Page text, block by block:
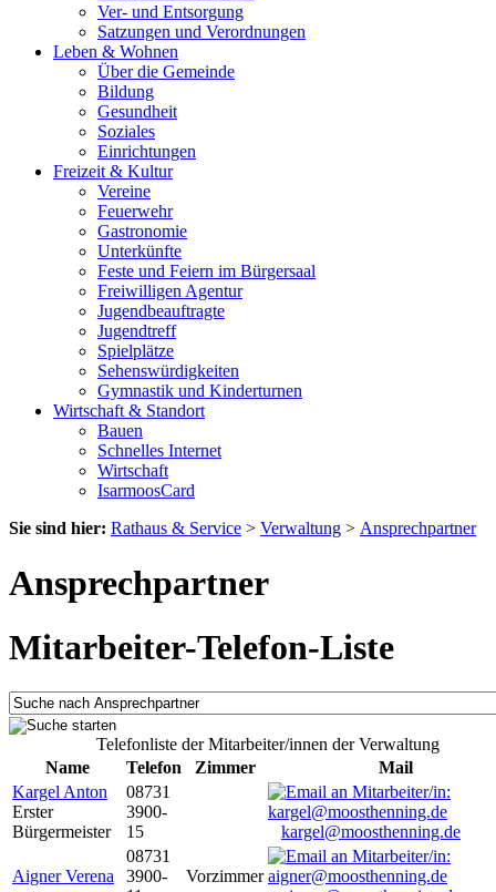
Ver- und Entsorgung
Satzungen und Verordnungen
Leben & Wohnen
Über die Gemeinde
Bildung
Gesundheit
Soziales
Einrichtungen
Freizeit & Kultur
Vereine
Feuerwehr
Gastronomie
Unterkünfte
Feste und Feiern im Bürgersaal
Freiwilligen Agentur
Jugendbeauftragte
Jugendtreff
Spielplätze
Sehenswürdigkeiten
Gymnastik und Kinderturnen
Wirtschaft & Standort
Bauen
Schnelles Internet
Wirtschaft
IsarmoosCard
Sie sind hier: Rathaus & Service > Verwaltung > Ansprechpartner
Ansprechpartner
Mitarbeiter-Telefon-Liste
Telefonliste der Mitarbeiter/innen der Verwaltung
Name
Telefon Zimmer
Mail
Kargel Anton
Erster
Bürgermeister
08731
3900-
15
kargel@moosthenning.de
Aigner Verena
08731
3900-
Vorzimmer